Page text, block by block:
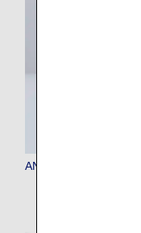
ANA Baggage Tag